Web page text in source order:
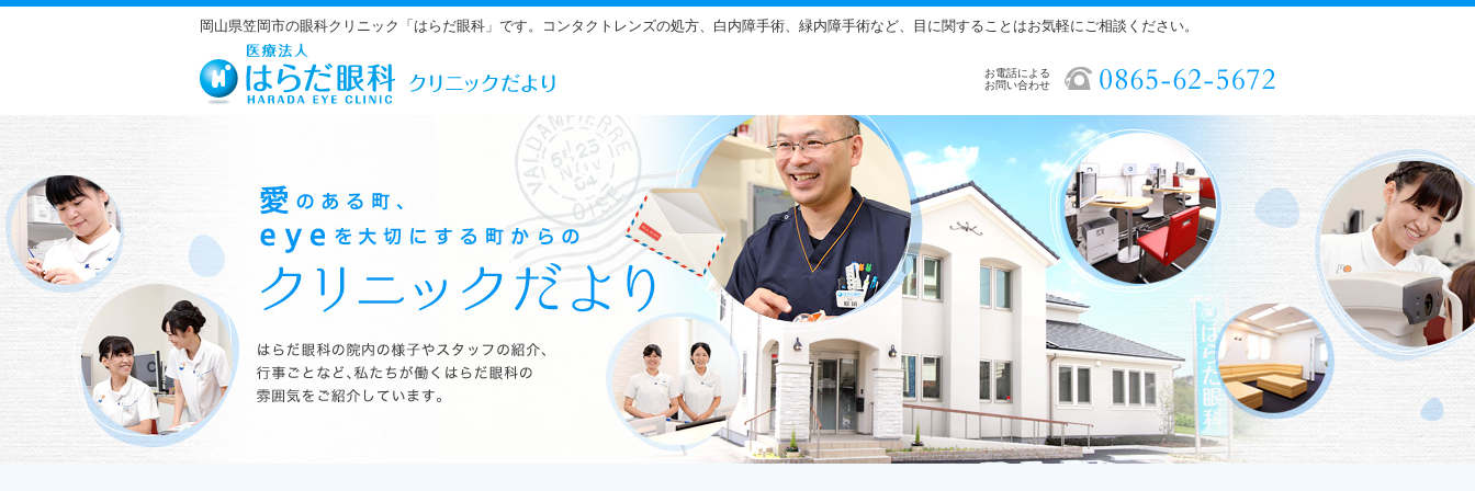
岡山県笠岡市の眼科クリニック「はらだ眼科」です。コンタクトレンズの処方、白内障手術、緑内障手術など、目に関することはお気軽にご相談ください。
お電話による
お問い合わせ